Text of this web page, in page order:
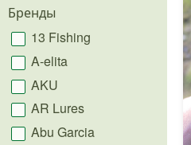
Бренды
13 Fishing
A-elita
AKU
AR Lures
Abu Garcia